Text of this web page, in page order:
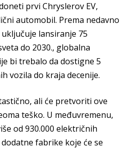
prvi Chryslerov EV,
automobil. Prema nedavno
lansiranje 75
do 2030., globalna
bi trebalo da dostigne 5
vozila do kraja decenije.
ali će pretvoriti ove
teško. U međuvremenu,
od 930.000 električnih
fabrike koje će se